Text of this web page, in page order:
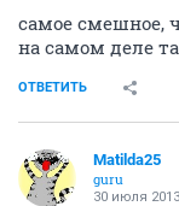
самое смешное,
на самом деле
ОТВЕТИТЬ
Matilda25
guru
30 июля 2013